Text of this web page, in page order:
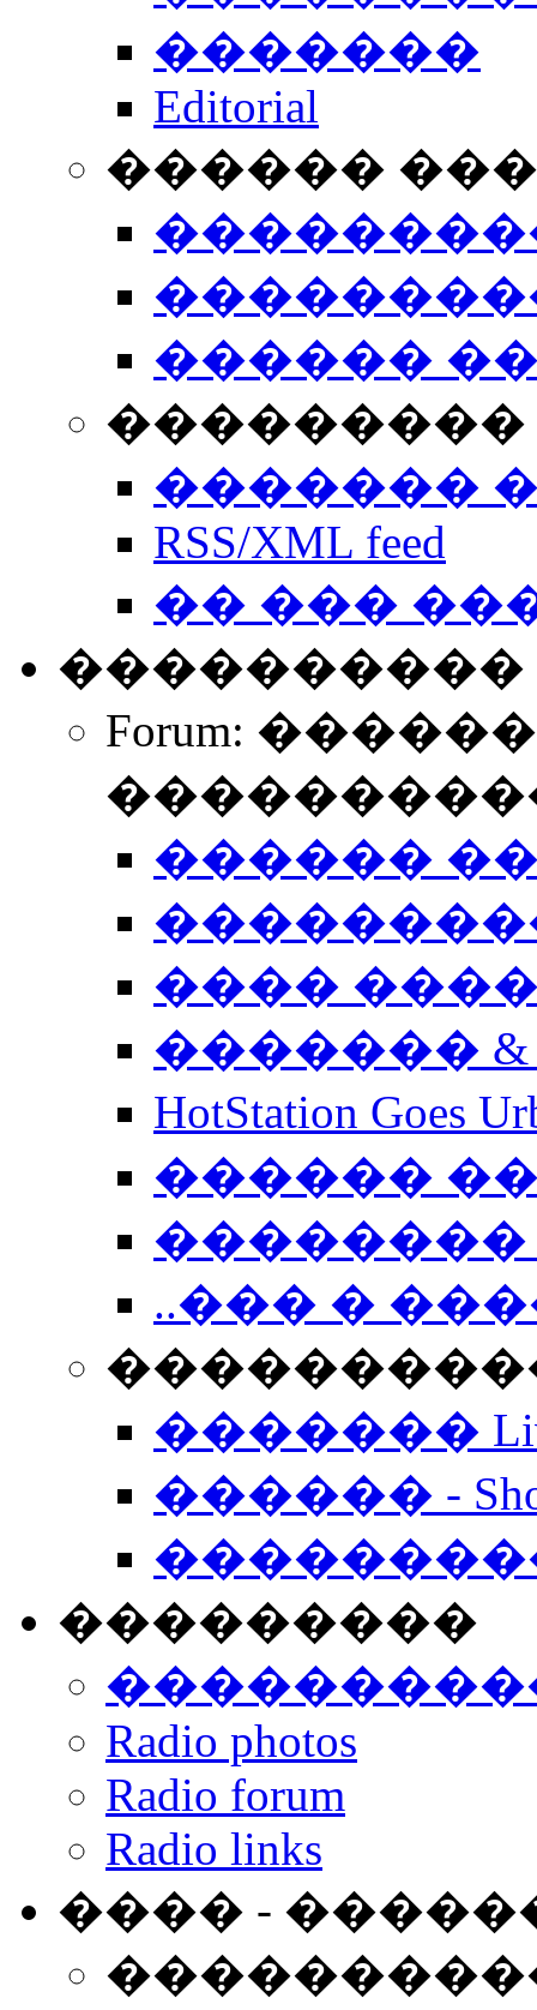
�������
Editorial
������
������
���������
�������
RSS/XML feed
�� ���
����������
Forum:
������
����
�������
HotStation
������
��������
..��� �
����������
�������
������ -
���������
Radio photos
Radio forum
Radio links
���� -